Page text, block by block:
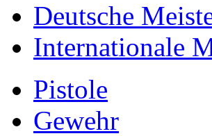
Deutsche
Internationale
Pistole
Gewehr